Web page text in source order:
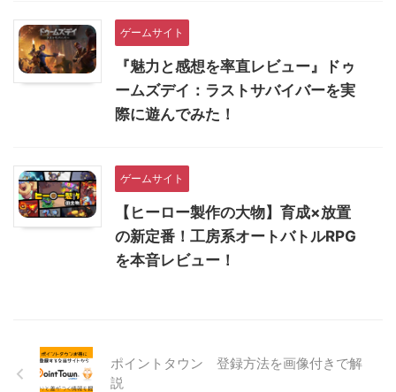
ゲームサイト
『魅力と感想を率直レビュー』ドゥ
ームズデイ：ラストサバイバーを実
際に遊んでみた！
ゲームサイト
【ヒーロー製作の大物】育成×放置
の新定番！工房系オートバトルRPG
を本音レビュー！
ポイントタウン 登録方法を画像付きで解
説